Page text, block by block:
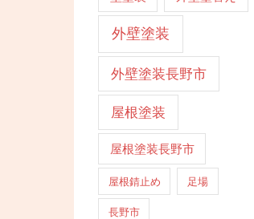
外壁塗装
外壁塗装長野市
屋根塗装
屋根塗装長野市
屋根錆止め 足場
長野市